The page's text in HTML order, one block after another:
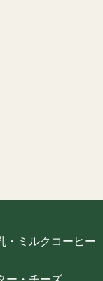
・ミルクコーヒー